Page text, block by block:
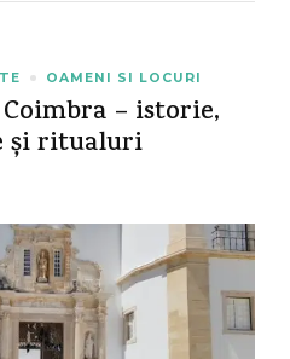
OAMENI SI LOCURI
– istorie,
și ritualuri